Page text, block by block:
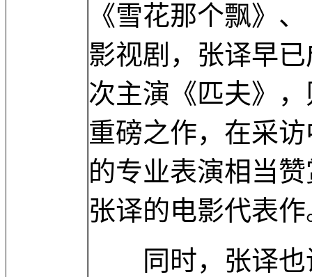
《雪花那个飘》
影视剧，张译早
次主演《匹夫》
重磅之作，在采
的专业表演相当
张译的电影代表作
同时，张译也